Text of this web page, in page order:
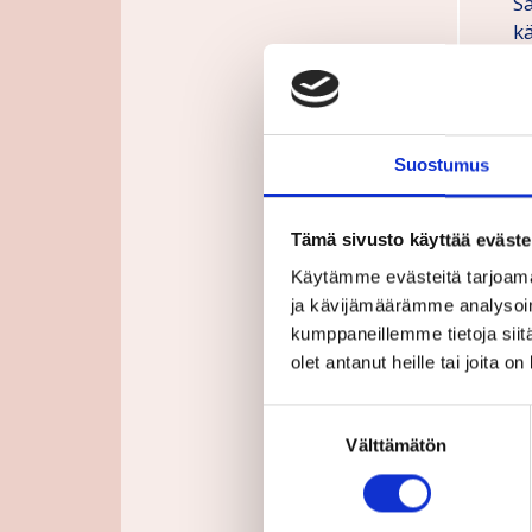
Suostumus
Tämä sivusto käyttää
Käytämme evästeitä
ja kävijämäärämme
kumppaneillemme tietoja
olet antanut heille tai joita
Välttämätön